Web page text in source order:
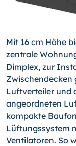
Mit 16 cm Höhe
zentrale
Dimplex, zur
Zwischendecken
Luftverteiler und
angeordneten
kompakte
Lüftungssystem
Ventilatoren. So